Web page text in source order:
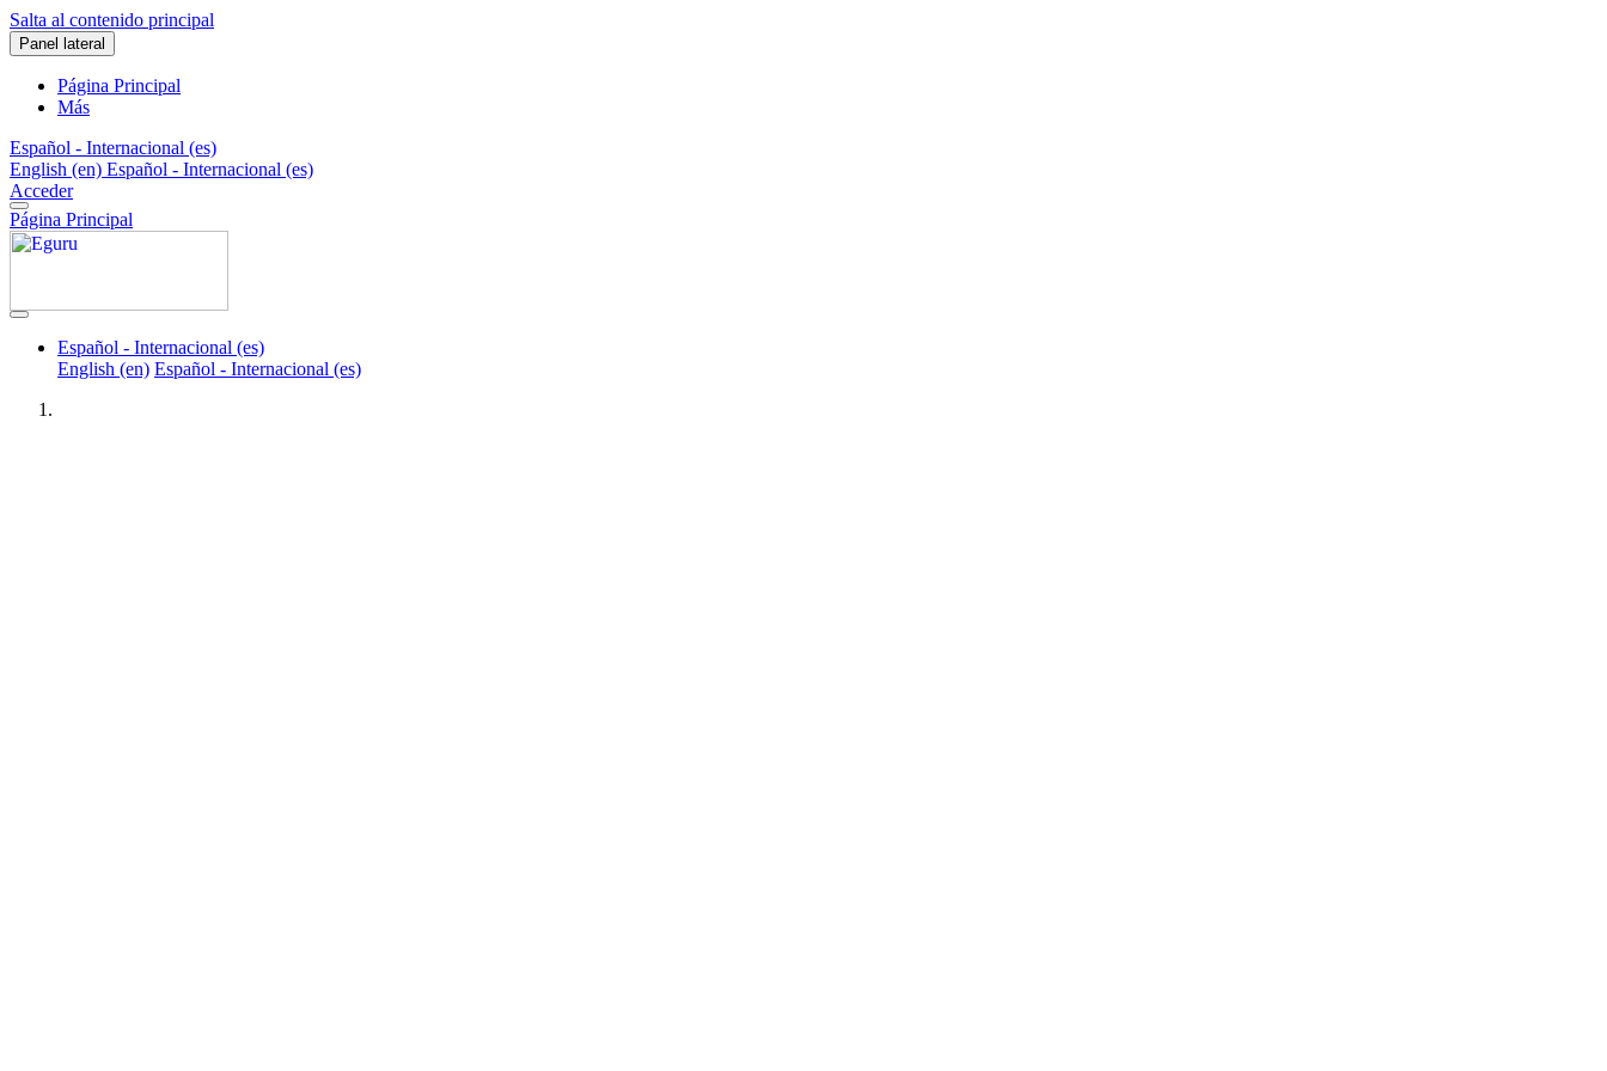
Salta al contenido principal
Panel lateral
Página Principal
Más
Español - Internacional ‎(es)‎
English ‎(en)‎ Español - Internacional ‎(es)‎
Acceder
Página Principal
Español - Internacional ‎(es)‎
English ‎(en)‎ Español - Internacional ‎(es)‎